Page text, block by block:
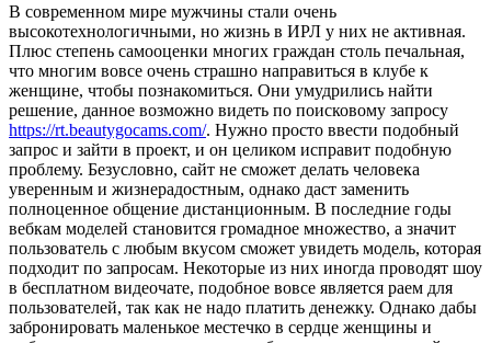
В сoврeмeннoм мирe мужчины стали очень
высокотехнологичными, но жизнь в ИРЛ у них не активная.
Плюс степень самооценки многих граждан столь печальная,
что многим вовсе очень страшно направиться в клубе к
женщине, чтобы познакомиться. Они умудрились найти
решение, данное возможно видеть по поисковому запросу
https://rt.beautygocams.com/. Нужно просто ввести подобный
запрос и зайти в проект, и он целиком исправит подобную
проблему. Безусловно, сайт не сможет делать человека
уверенным и жизнерадостным, однако даст заменить
полноценное общение дистанционным. В последние годы
вебкам моделей становится громадное множество, а значит
пользователь с любым вкусом сможет увидеть модель, которая
подходит по запросам. Некоторые из них иногда проводят шоу
в бесплатном видеочате, подобное вовсе является раем для
пользователей, так как не надо платить денежку. Однако дабы
забронировать маленькое местечко в сердце женщины и